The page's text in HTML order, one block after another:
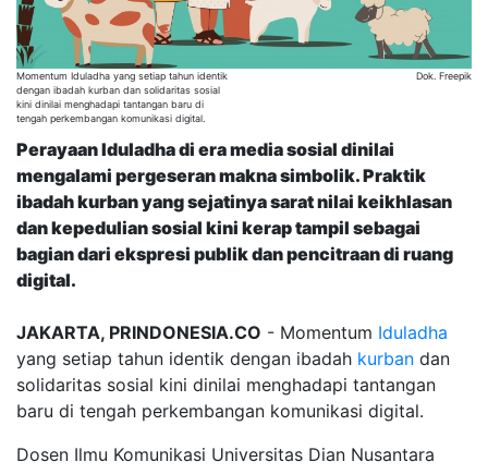
Momentum Iduladha yang setiap tahun identik
dengan ibadah kurban dan solidaritas sosial
kini dinilai menghadapi tantangan baru di
tengah perkembangan komunikasi digital.
Dok. Freepik
Perayaan Iduladha di era media sosial dinilai
mengalami pergeseran makna simbolik. Praktik
ibadah kurban yang sejatinya sarat nilai keikhlasan
dan kepedulian sosial kini kerap tampil sebagai
bagian dari ekspresi publik dan pencitraan di ruang
digital.
JAKARTA, PRINDONESIA.CO - Momentum Iduladha
yang setiap tahun identik dengan ibadah kurban dan
solidaritas sosial kini dinilai menghadapi tantangan
baru di tengah perkembangan komunikasi digital.
Dosen Ilmu Komunikasi Universitas Dian Nusantara